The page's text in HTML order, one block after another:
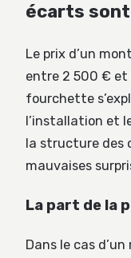
écarts
Le prix d’un
entre 2 500 € et
fourchette
l’installation et
la structure des
mauvaises
La part de la
Dans le cas